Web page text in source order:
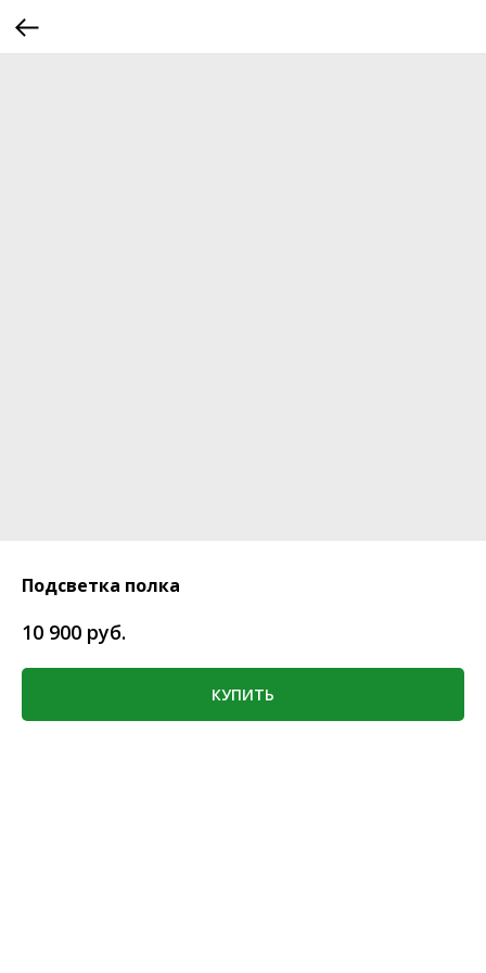
Подсветка полка
10 900 руб.
КУПИТЬ